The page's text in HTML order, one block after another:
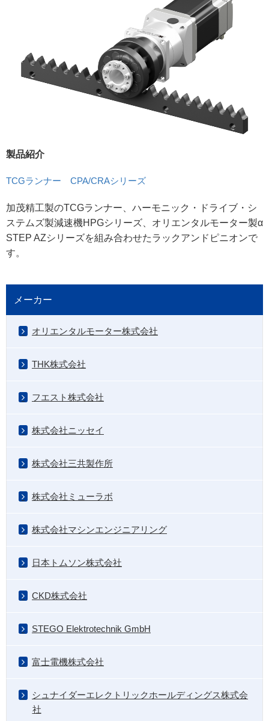
製品紹介
TCGランナー CPA/CRAシリーズ
加茂精工製のTCGランナー、ハーモニック・ドライブ・シ
ステムズ製減速機HPGシリーズ、オリエンタルモーター製α
STEP AZシリーズを組み合わせたラックアンドピニオンで
す。
メーカー
オリエンタルモーター株式会社
THK株式会社
フエスト株式会社
株式会社ニッセイ
株式会社三共製作所
株式会社ミューラボ
株式会社マシンエンジニアリング
日本トムソン株式会社
CKD株式会社
STEGO Elektrotechnik GmbH
富士電機株式会社
シュナイダーエレクトリックホールディングス株式会
社